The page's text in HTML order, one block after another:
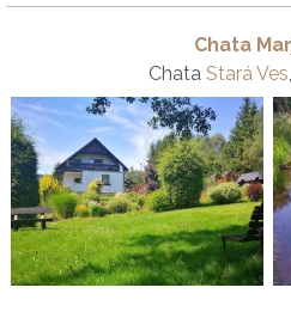
Chata
Chata Stará Ves